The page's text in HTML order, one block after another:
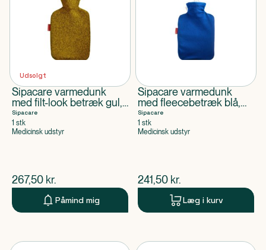
Udsolgt
Sipacare varmedunk
med filt-look betræk gul,
1,8L
Sipacare
1 stk
Medicinsk udstyr
$nuværende pris
267,50 kr.
Påmind mig
Sipacare varmedunk
med fleecebetræk blå,
1,8L
Sipacare
1 stk
Medicinsk udstyr
$nuværende pris
241,50 kr.
Læg i kurv